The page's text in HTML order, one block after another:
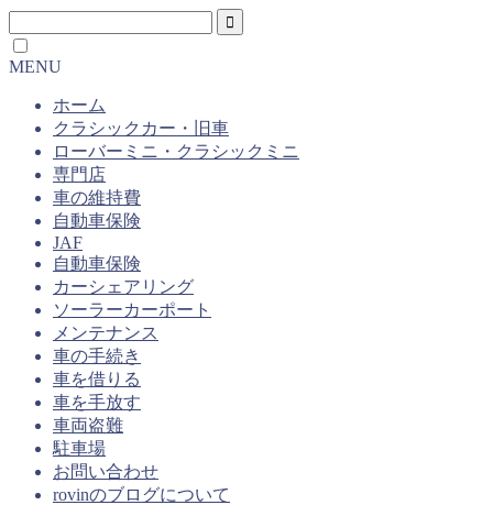
MENU
ホーム
クラシックカー・旧車
ローバーミニ・クラシックミニ
専門店
車の維持費
自動車保険
JAF
自動車保険
カーシェアリング
ソーラーカーポート
メンテナンス
車の手続き
車を借りる
車を手放す
車両盗難
駐車場
お問い合わせ
rovinのブログについて